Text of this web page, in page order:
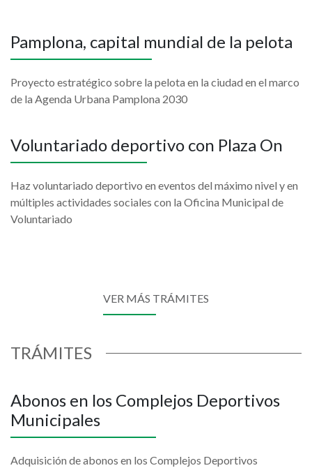
Pamplona, capital mundial de la pelota
Proyecto estratégico sobre la pelota en la ciudad en el marco
de la Agenda Urbana Pamplona 2030
Voluntariado deportivo con Plaza On
Haz voluntariado deportivo en eventos del máximo nivel y en
múltiples actividades sociales con la Oficina Municipal de
Voluntariado
VER MÁS TRÁMITES
TRÁMITES
Abonos en los Complejos Deportivos
Municipales
Adquisición de abonos en los Complejos Deportivos